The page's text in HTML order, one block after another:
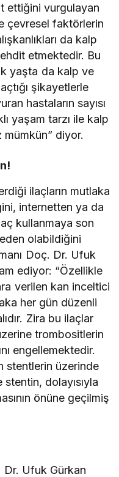
ettiğini vurgulayan
çevresel faktörlerin
da kalp
etmektedir. Bu
yaşta da kalp ve
şikayetlerle
hastaların sayısı
yaşam tarzı ile kalp
mümkün” diyor.
ilaçların mutlaka
internetten ya da
kullanmaya son
olabildiğini
Doç. Dr. Ufuk
ediyor: “Özellikle
verilen kan inceltici
her gün düzenli
Zira bu ilaçlar
trombositlerin
engellemektedir.
stentlerin üzerinde
stentin, dolayısıyla
önüne geçilmiş
Dr. Ufuk Gürkan